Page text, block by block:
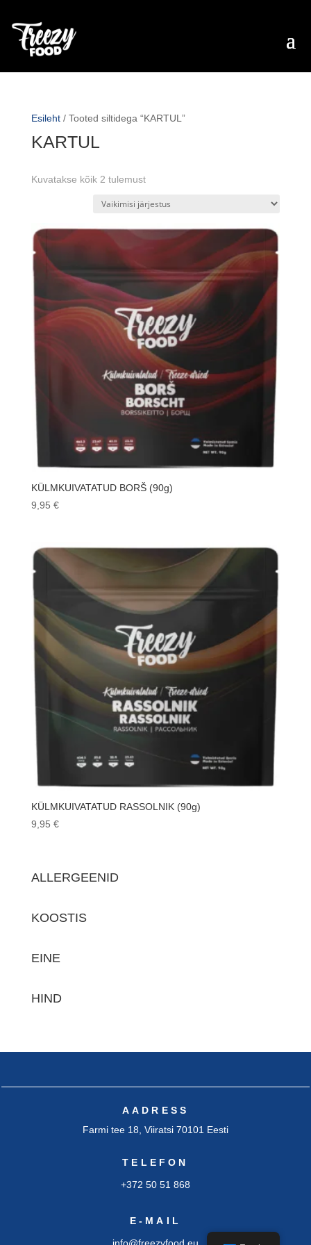
Esileht/ Tooted siltidega “KARTUL”
KARTUL
Kuvatakse kõik 2 tulemust
KÜLMKUIVATATUD BORŠ (90g)
9,95 €
KÜLMKUIVATATUD RASSOLNIK (90g)
9,95 €
ALLERGEENID
KOOSTIS
EINE
HIND
AADRESS
Farmi tee 18, Viiratsi 70101 Eesti
TELEFON
+372 50 51 868
E-MAIL
info@freezyfood.eu